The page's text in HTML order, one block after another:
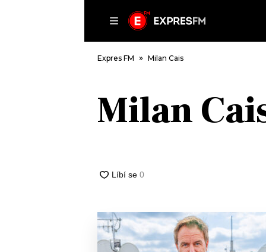
DOMŮ
HUDBA
KALENDÁŘ
KVÍZY
MIX
OSTATNÍ
Expres FM Milan Cais
Milan